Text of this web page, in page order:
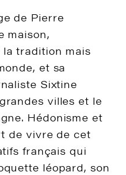
de Pierre
maison,
tradition mais
et sa
Sixtine
villes et le
Hédonisme et
de vivre de cet
français qui
léopard, son